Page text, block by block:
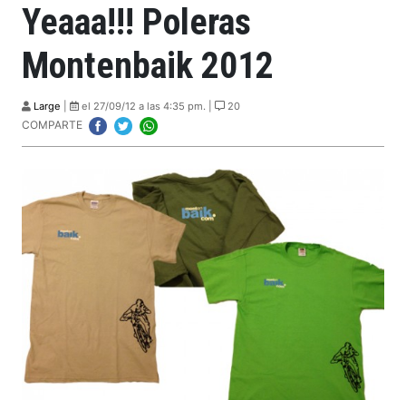
Yeaaa!!! Poleras
Montenbaik 2012
Large el 27/09/12 a las 4:35 pm. | 20
COMPARTE